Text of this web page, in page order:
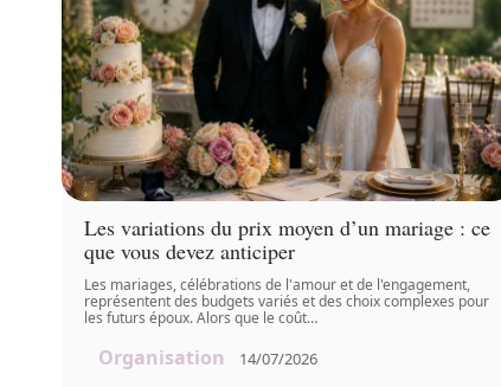
Les variations du prix moyen d’un mariage : ce
que vous devez anticiper
Les mariages, célébrations de l'amour et de l'engagement,
représentent des budgets variés et des choix complexes pour
les futurs époux. Alors que le coût…
Organisation 14/07/2026